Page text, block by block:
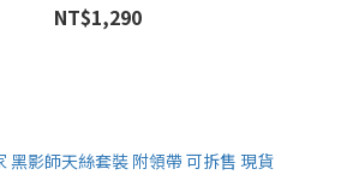
NT$1,290